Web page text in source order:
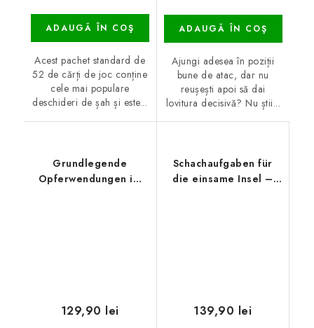
ADAUGĂ ÎN COŞ
Acest pachet standard de
52 de cărți de joc conține
cele mai populare
deschideri de șah și este...
ADAUGĂ ÎN COŞ
Ajungi adesea în poziții
bune de atac, dar nu
reușești apoi să dai
lovitura decisivă? Nu știi...
Grundlegende
Opferwendungen im
129,90 lei
Schachaufgaben für
die einsame Insel –
139,90 lei